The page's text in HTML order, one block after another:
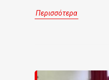
Περισσότερα